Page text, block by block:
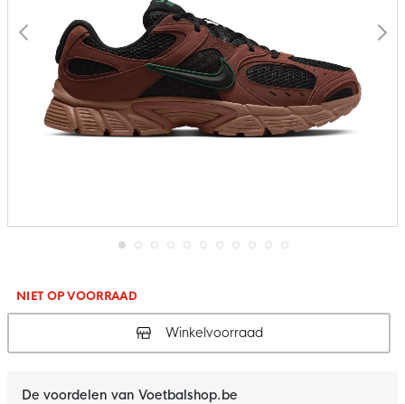
hetNIET OP VOORRAAD
Winkelvoorraad
De voordelen van Voetbalshop.be